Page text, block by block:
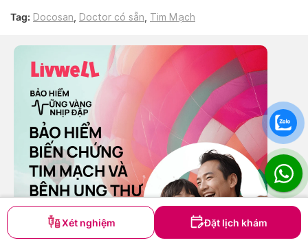
Xét nghiệm Đặt lịch khám
Tag: Docosan Doctor có sẵn Tim Mạch